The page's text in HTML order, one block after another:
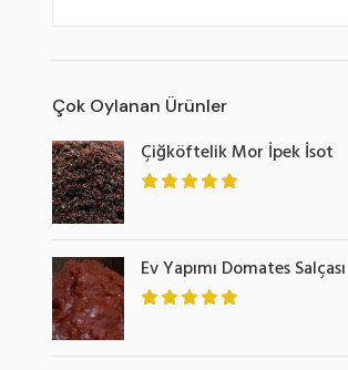
Çok Oylanan Ürünler
Çiğköftelik Mor İpek İsot
Ev Yapımı Domates Salçası